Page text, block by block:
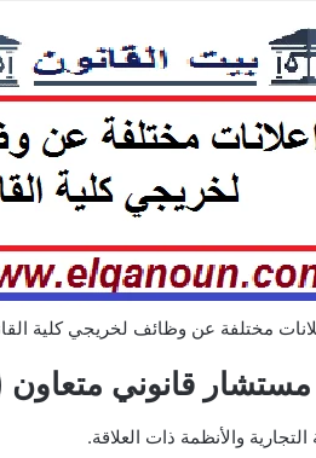
مختلفة عن وظائف لخريجي كلية
قانوني متعاون